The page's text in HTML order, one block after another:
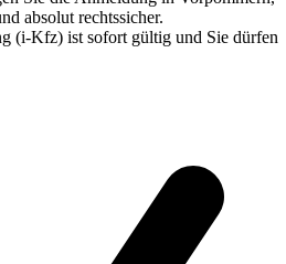
absolut rechtssicher.
(i-Kfz) ist sofort gültig und Sie dürfen